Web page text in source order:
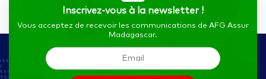
Inscrivez-vous à la newsletter !
Vous acceptez de recevoir les communications de AFG Assur
Madagascar.